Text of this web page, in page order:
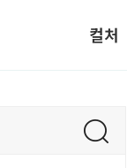
컬처